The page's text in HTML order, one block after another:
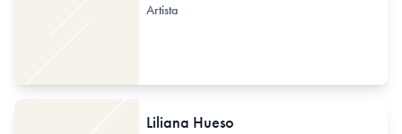
Artista
Liliana Hueso